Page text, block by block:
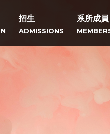
招生
ADMISSIONS
系所成員